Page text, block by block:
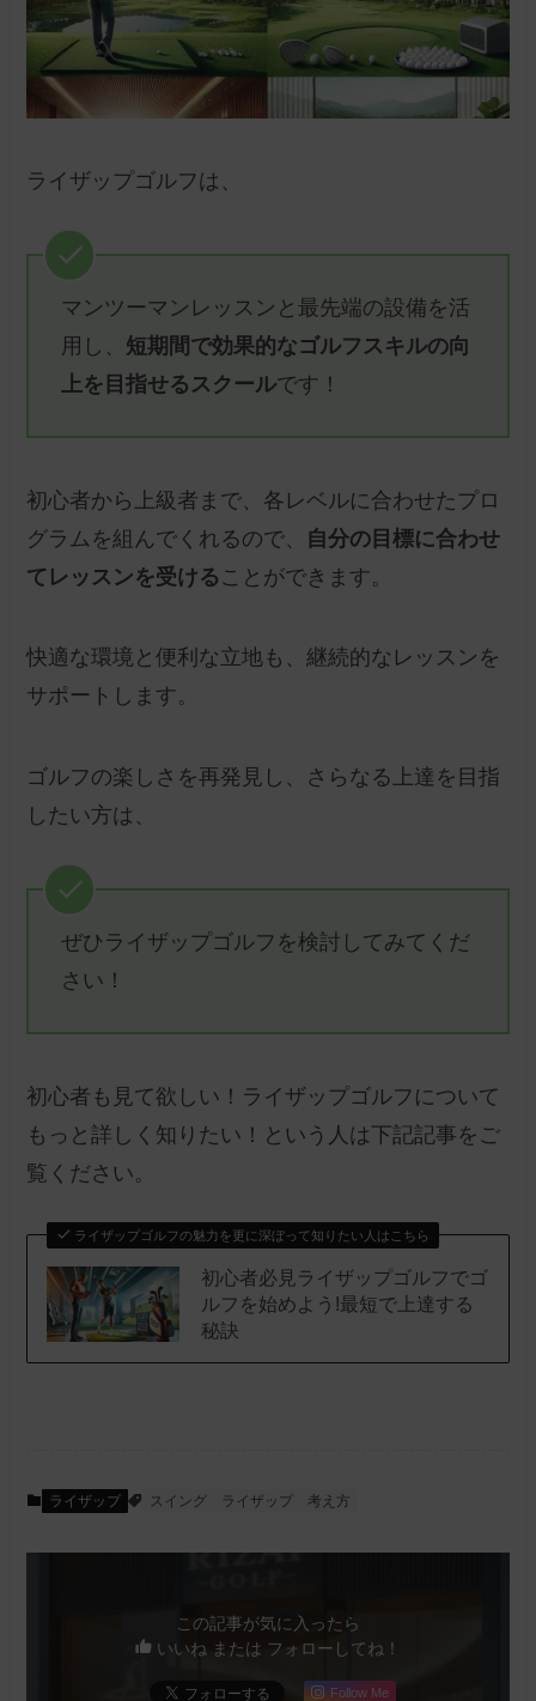
ライザップゴルフは、
マンツーマンレッスンと最先端の設備を活
用し、 短期間で効果的なゴルフスキルの向
上を目指せるスクールです！
初心者から上級者まで、各レベルに合わせたプロ
グラムを組んでくれるので、 自分の目標に合わせ
てレッスンを受ける ことができます。
快適な環境と便利な立地も、継続的なレッスンを
サポートします。
ゴルフの楽しさを再発見し、さらなる上達を目指
したい方は、
ぜひライザップゴルフを検討してみてくだ
さい！
初心者も見て欲しい！ライザップゴルフについて
もっと詳しく知りたい！という人は下記記事をご
覧ください。
ライザップゴルフの魅力を更に深ぼって知りたい人はこちら
初心者必見ライザップゴルフでゴ
ルフを始めよう!最短で上達する
秘訣
ライザップ スイング ライザップ 考え方
この記事が気に入ったら
いいね または フォローしてね！
Follow Me